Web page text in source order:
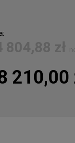
804,88 zł
210,00